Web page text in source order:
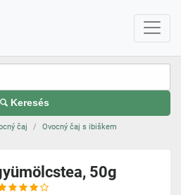
Keresés
čaj
Ovocný čaj s ibiškem
50g